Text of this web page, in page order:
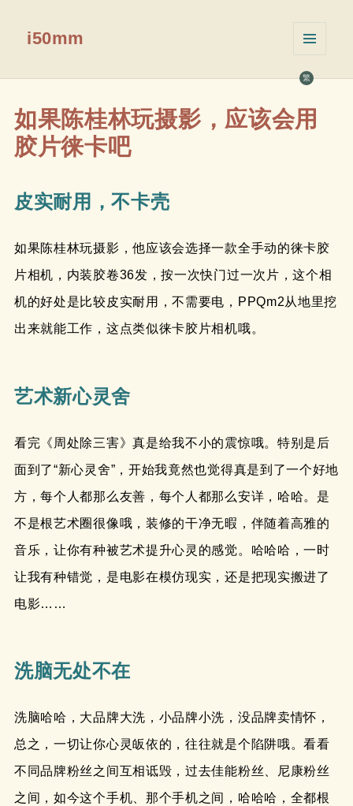
繁
i50mm
挂件
如果陈桂林玩摄影，应该会用
胶片徕卡吧
皮实耐用，不卡壳
如果陈桂林玩摄影，他应该会选择一款全手动的徕卡胶
片相机，内装胶卷36发，按一次快门过一次片，这个相
机的好处是比较皮实耐用，不需要电，PPQm2从地里挖
出来就能工作，这点类似徕卡胶片相机哦。
艺术新心灵舍
看完《周处除三害》真是给我不小的震惊哦。特别是后
面到了“新心灵舍”，开始我竟然也觉得真是到了一个好地
方，每个人都那么友善，每个人都那么安详，哈哈。是
不是根艺术圈很像哦，装修的干净无暇，伴随着高雅的
音乐，让你有种被艺术提升心灵的感觉。哈哈哈，一时
让我有种错觉，是电影在模仿现实，还是把现实搬进了
电影……
洗脑无处不在
洗脑哈哈，大品牌大洗，小品牌小洗，没品牌卖情怀，
总之，一切让你心灵皈依的，往往就是个陷阱哦。看看
不同品牌粉丝之间互相诋毁，过去佳能粉丝、尼康粉丝
之间，如今这个手机、那个手机之间，哈哈哈，全都根